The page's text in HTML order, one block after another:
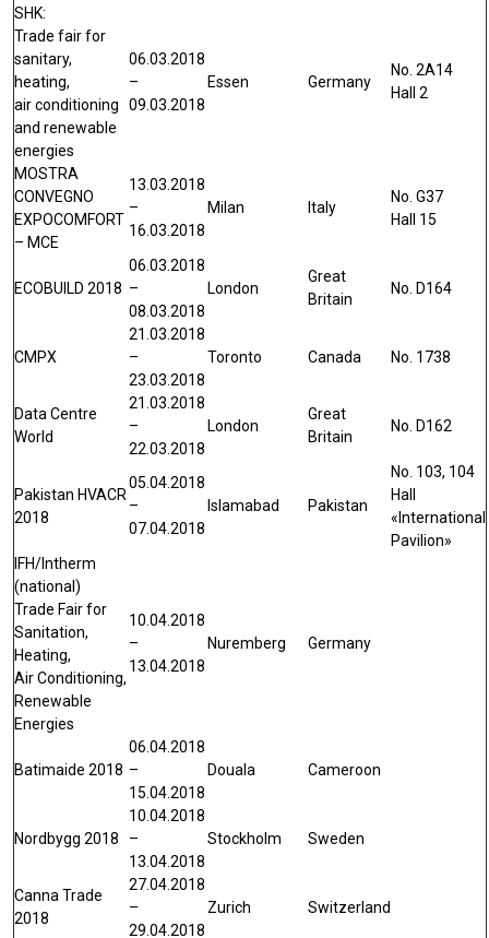
SHK:
Trade fair for
sanitary,
heating,
air conditioning
and renewable
energies
06.03.2018
–
09.03.2018
Essen Germany
No. 2A14
Hall 2
MOSTRA
CONVEGNO
EXPOCOMFORT
– MCE
13.03.2018
–
16.03.2018
Milan Italy
No. G37
Hall 15
ECOBUILD 2018
06.03.2018
–
08.03.2018
London
Great
Britain
No. D164
CMPX
21.03.2018
–
23.03.2018
Toronto Canada No. 1738
Data Centre
World
21.03.2018
–
22.03.2018
London
Great
Britain
No. D162
Pakistan HVACR
2018
05.04.2018
–
07.04.2018
Islamabad Pakistan
No. 103, 104
Hall
«International
Pavilion»
IFH/Intherm
(national)
Trade Fair for
Sanitation,
Heating,
Air Conditioning,
Renewable
Energies
10.04.2018
–
13.04.2018
Nuremberg Germany
Batimaide 2018
06.04.2018
–
15.04.2018
Douala Cameroon
Nordbygg 2018
10.04.2018
–
13.04.2018
Stockholm Sweden
Canna Trade
2018
27.04.2018
–
29.04.2018
Zurich Switzerland